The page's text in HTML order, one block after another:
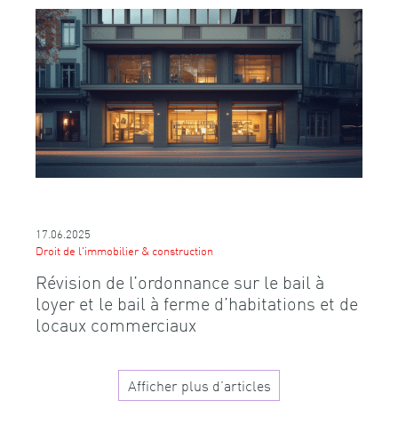
17.06.2025
Droit de l'immobilier & construction
Révision de l’ordonnance sur le bail à
loyer et le bail à ferme d’habitations et de
locaux commerciaux
Afficher plus d’articles